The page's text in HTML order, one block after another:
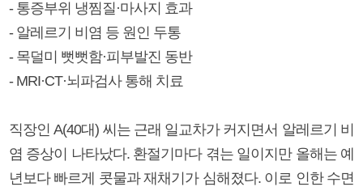
- 통증부위 냉찜질·마사지 효과
- 알레르기 비염 등 원인 두통
- 목덜미 뻣뻣함·피부발진 동반
- MRI·CT·뇌파검사 통해 치료
직장인 A(40대) 씨는 근래 일교차가 커지면서 알레르기 비
염 증상이 나타났다. 환절기마다 겪는 일이지만 올해는 예
년보다 빠르게 콧물과 재채기가 심해졌다. 이로 인한 수면